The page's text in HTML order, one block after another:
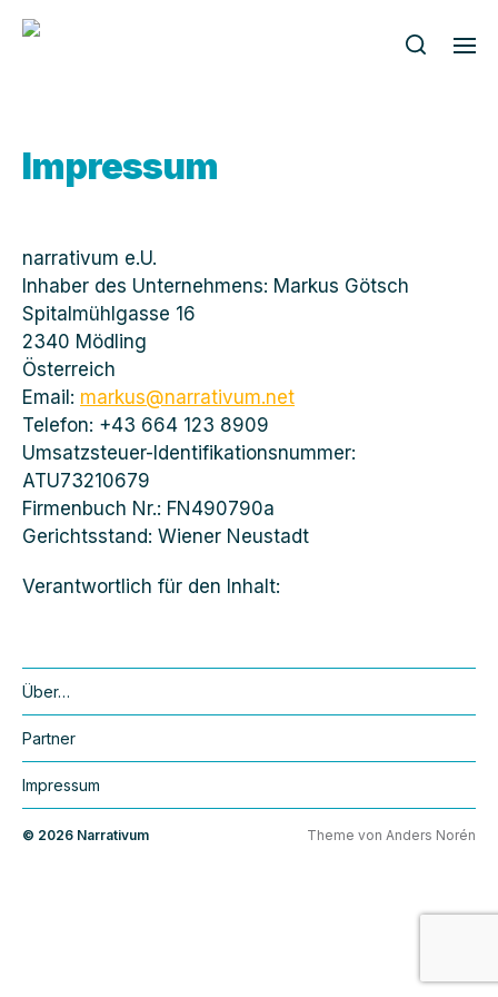
Impressum
narrativum e.U.
Inhaber des Unternehmens: Markus Götsch
Spitalmühlgasse 16
2340 Mödling
Österreich
Email: markus@narrativum.net
Telefon: +43 664 123 8909
Umsatzsteuer-Identifikationsnummer:
ATU73210679
Firmenbuch Nr.: FN490790a
Gerichtsstand: Wiener Neustadt
Verantwortlich für den Inhalt:
Über…
Partner
Impressum
© 2026 Narrativum Theme von Anders Norén